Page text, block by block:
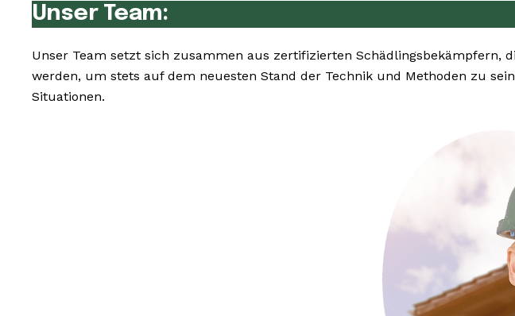
Unser Team:
Unser Team setzt sich zusammen aus zertifizierten
werden, um stets auf dem neuesten Stand der Technik und Methoden zu
Situationen.